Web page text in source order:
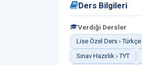
Ders Bilgileri
Verdiği Dersler
Lise Özel Ders › Türkçe
Sınav Hazırlık › TYT